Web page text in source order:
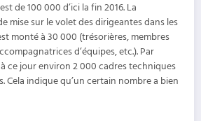
de 100 000 d’ici la fin 2016. La
mise sur le volet des dirigeantes dans les
monté à 30 000 (trésorières, membres
d’équipes, etc.). Par
ce jour environ 2 000 cadres techniques
Cela indique qu’un certain nombre a bien